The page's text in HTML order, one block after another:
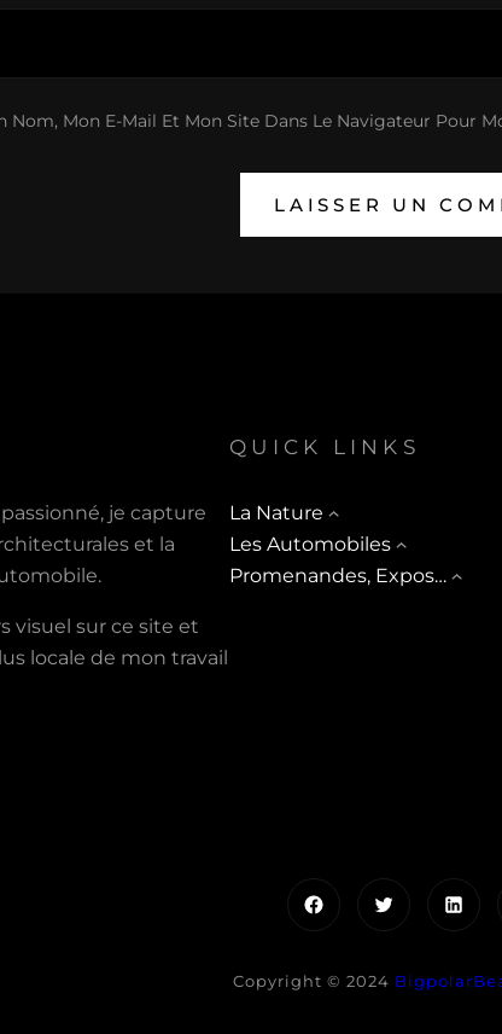
Nom, Mon E-Mail Et Mon Site Dans Le Navigateur Pour
je capture
et la
visuel sur ce site et
locale de mon travail
QUICK LINKS
La Nature
Les Automobiles
Promenandes, Expos…
FacebookTwitter
Copyright © 2024